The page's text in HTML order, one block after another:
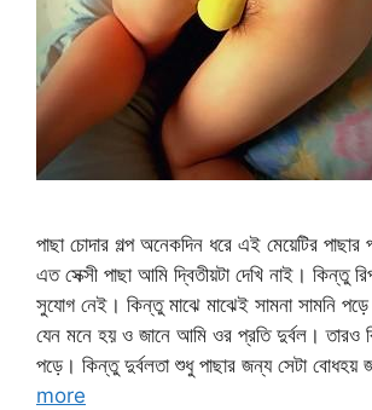
পাছা চোদার গল্প অনেকদিন ধরে এই মেয়েটির
এত সেক্সী পাছা আমি দ্বিতীয়টা দেখি নাই। কিন্তু
সুযোগ নেই। কিন্তু মাঝে মাঝেই সামনা সামনি
যেন মনে হয় ও জানে আমি ওর প্রতি দুর্বল। তারও
পড়ে। কিন্তু দুর্বলতা শুধু পাছার জন্য সেটা বোধহয়
more